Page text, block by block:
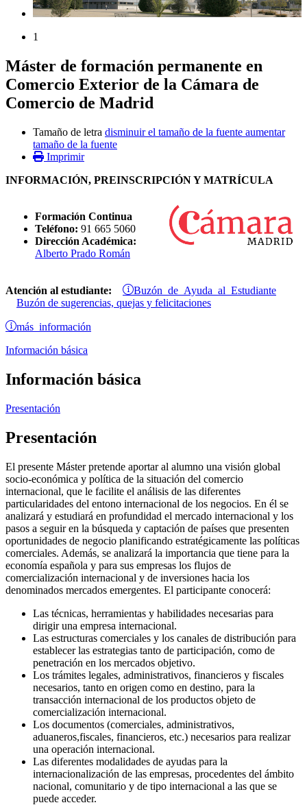
1
Máster de formación permanente en
Comercio Exterior de la Cámara de
Comercio de Madrid
Tamaño de letra disminuir el tamaño de la fuente aumentar
tamaño de la fuente
Imprimir
INFORMACIÓN, PREINSCRIPCIÓN Y MATRÍCULA
Formación Continua
Teléfono: 91 665 5060
Dirección Académica:
Alberto Prado Román
Atención al estudiante: Buzón de Ayuda al Estudiante
Buzón de sugerencias, quejas y felicitaciones
más información
Información básica
Información básica
Presentación
Presentación
El presente Máster pretende aportar al alumno una visión global
socio-económica y política de la situación del comercio
internacional, que le facilite el análisis de las diferentes
particularidades del entono internacional de los negocios. En él se
analizará y estudiará en profundidad el mercado internacional y los
pasos a seguir en la búsqueda y captación de países que presenten
oportunidades de negocio planificando estratégicamente las políticas
comerciales. Además, se analizará la importancia que tiene para la
economía española y para sus empresas los flujos de
comercialización internacional y de inversiones hacia los
denominados mercados emergentes. El participante conocerá:
Las técnicas, herramientas y habilidades necesarias para
dirigir una empresa internacional.
Las estructuras comerciales y los canales de distribución para
establecer las estrategias tanto de participación, como de
penetración en los mercados objetivo.
Los trámites legales, administrativos, financieros y fiscales
necesarios, tanto en origen como en destino, para la
transacción internacional de los productos objeto de
comercialización internacional.
Los documentos (comerciales, administrativos,
aduaneros,fiscales, financieros, etc.) necesarios para realizar
una operación internacional.
Las diferentes modalidades de ayudas para la
internacionalización de las empresas, procedentes del ámbito
nacional, comunitario y de tipo internacional a las que se
puede acceder.